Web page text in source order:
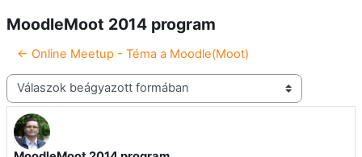
Hozzászólásokhoz kapcsolódó RSS-hírek
MoodleMoot 2014 program
← Online Meetup - Téma a Moodle(Moot)
Megjelenítési mód